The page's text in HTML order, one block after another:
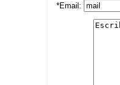
*Email: